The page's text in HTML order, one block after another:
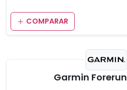
COMPARAR
Garmin